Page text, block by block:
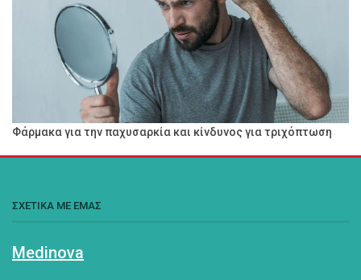
Φάρμακα για την παχυσαρκία και κίνδυνος για τριχόπτωση
ΣΧΕΤΙΚΑ ΜΕ ΕΜΑΣ
Medinova